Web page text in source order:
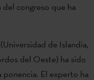
del congreso que ha
(Universidad de Islandia,
del Oeste) ha sido
El experto ha